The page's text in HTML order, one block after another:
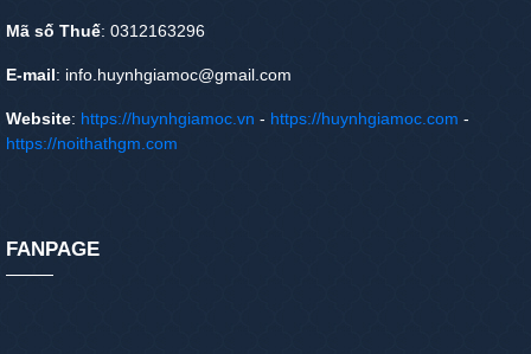
Mã số Thuế: 0312163296
E-mail: info.huynhgiamoc@gmail.com
Website: https://huynhgiamoc.vn - https://huynhgiamoc.com -
https://noithathgm.com
FANPAGE